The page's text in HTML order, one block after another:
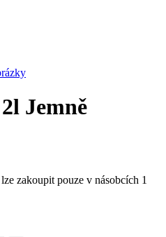
Jemně
zakoupit pouze v násobcích 1